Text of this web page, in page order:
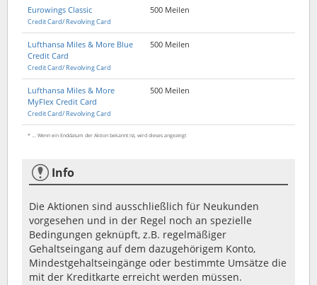
Eurowings Classic
Credit Card/ Revolving Card
500 Meilen
Lufthansa Miles & More Blue
Credit Card
Credit Card/ Revolving Card
500 Meilen
Lufthansa Miles & More
MyFlex Credit Card
Credit Card/ Revolving Card
500 Meilen
* ... Wenn ein Enddatum der Aktion bekannt ist, wird dieses angezeigt
Info
Die Aktionen sind ausschließlich für Neukunden
vorgesehen und in der Regel noch an spezielle
Bedingungen geknüpft, z.B. regelmäßiger
Gehaltseingang auf dem dazugehörigem Konto,
Mindestgehaltseingänge oder bestimmte Umsätze die
mit der Kreditkarte erreicht werden müssen.